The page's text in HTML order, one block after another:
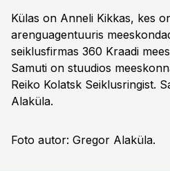
Külas on Anneli Kikkas, kes
arenguagentuuris
seiklusfirmas 360 Kraadi
Samuti on stuudios
Reiko Kolatsk Seiklusringist.
Alaküla.
Foto autor: Gregor Alaküla.